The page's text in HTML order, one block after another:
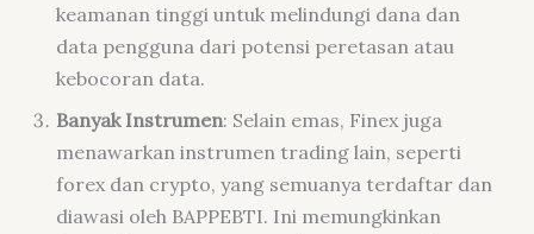
keamanan tinggi untuk melindungi dana dan
data pengguna dari potensi peretasan atau
kebocoran data.
Banyak Instrumen: Selain emas, Finex juga
menawarkan instrumen trading lain, seperti
forex dan crypto, yang semuanya terdaftar dan
diawasi oleh BAPPEBTI. Ini memungkinkan